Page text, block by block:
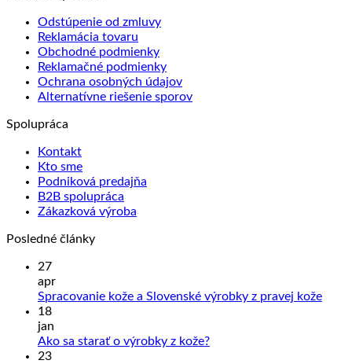
Odstúpenie od zmluvy
Reklamácia tovaru
Obchodné podmienky
Reklamačné podmienky
Ochrana osobných údajov
Alternatívne riešenie sporov
Spolupráca
Kontakt
Kto sme
Podniková predajňa
B2B spolupráca
Zákazková výroba
Posledné články
27
apr
Spracovanie kože a Slovenské výrobky z pravej kože
18
jan
Ako sa starať o výrobky z kože?Žiadne
23